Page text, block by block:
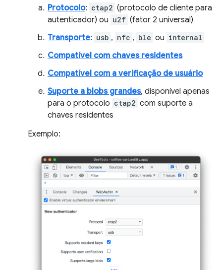
Protocolo: ctap2 (protocolo de cliente para
autenticador) ou u2f (fator 2 universal)
Transporte: usb , nfc , ble ou internal
Compatível com chaves residentes
Compatível com a verificação de usuário
Suporte a blobs grandes, disponível apenas
para o protocolo ctap2 com suporte a
chaves residentes
Exemplo: